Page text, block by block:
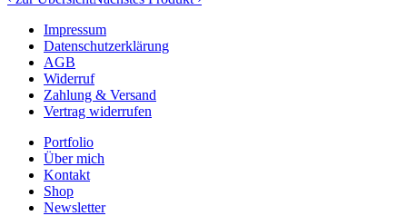
Impressum
Datenschutzerklärung
AGB
Widerruf
Zahlung & Versand
Vertrag widerrufen
Portfolio
Über mich
Kontakt
Shop
Newsletter